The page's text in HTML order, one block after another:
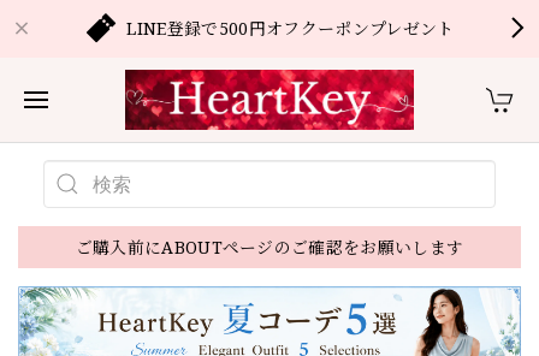
LINE登録で500円オフクーポンプレゼント
ご購入前にABOUTページのご確認をお願いします